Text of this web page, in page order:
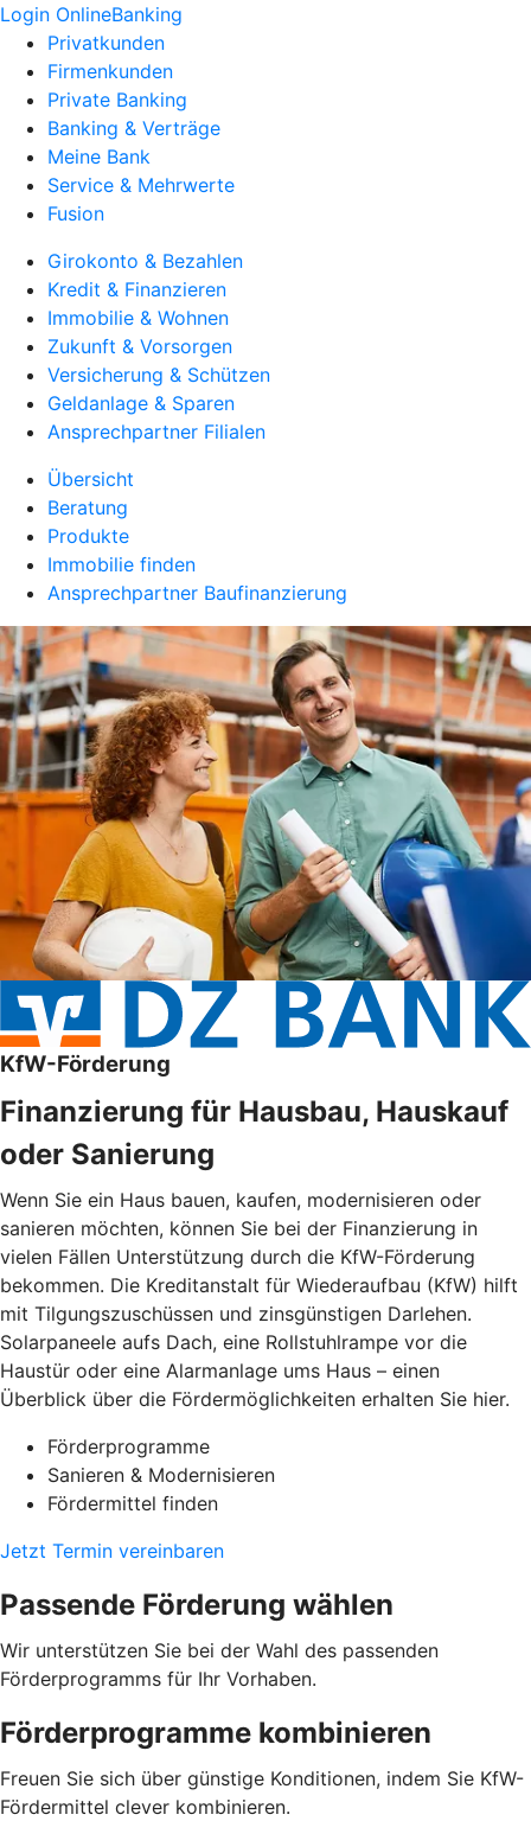
Login OnlineBanking
Privatkunden
Firmenkunden
Private Banking
Banking & Verträge
Meine Bank
Service & Mehrwerte
Fusion
Girokonto & Bezahlen
Kredit & Finanzieren
Immobilie & Wohnen
Zukunft & Vorsorgen
Versicherung & Schützen
Geldanlage & Sparen
Ansprechpartner Filialen
Übersicht
Beratung
Produkte
Immobilie finden
Ansprechpartner Baufinanzierung
KfW-Förderung
Finanzierung für Hausbau, Hauskauf
oder Sanierung
Wenn Sie ein Haus bauen, kaufen, modernisieren oder
sanieren möchten, können Sie bei der Finanzierung in
vielen Fällen Unterstützung durch die KfW-Förderung
bekommen. Die Kreditanstalt für Wiederaufbau (KfW) hilft
mit Tilgungszuschüssen und zinsgünstigen Darlehen.
Solarpaneele aufs Dach, eine Rollstuhlrampe vor die
Haustür oder eine Alarmanlage ums Haus – einen
Überblick über die Fördermöglichkeiten erhalten Sie hier.
Förderprogramme
Sanieren & Modernisieren
Fördermittel finden
Jetzt Termin vereinbaren
Passende Förderung wählen
Wir unterstützen Sie bei der Wahl des passenden
Förderprogramms für Ihr Vorhaben.
Förderprogramme kombinieren
Freuen Sie sich über günstige Konditionen, indem Sie KfW-
Fördermittel clever kombinieren.